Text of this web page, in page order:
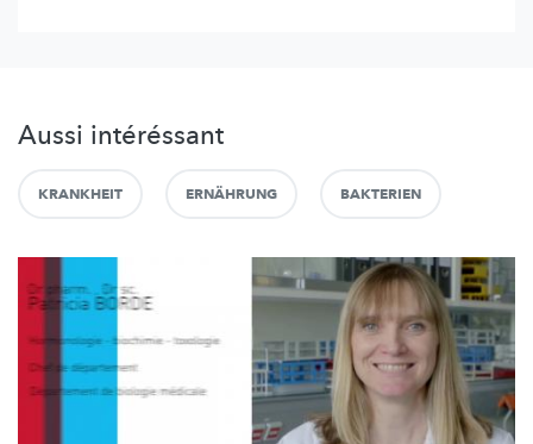
Aussi intéréssant
KRANKHEIT ERNÄHRUNG BAKTERIEN